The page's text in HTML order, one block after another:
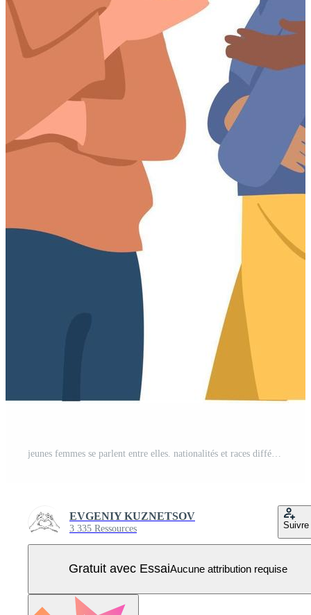
EVGENIY KUZNETSOV
3 335 Ressources Suivre
Gratuit avec EssaiAucune attribution requise